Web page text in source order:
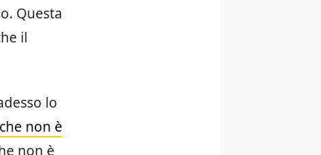
Questa
il
lo
non è
non è